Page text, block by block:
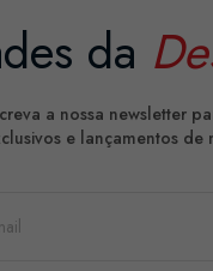
da
a nossa newsletter
e lançamentos de